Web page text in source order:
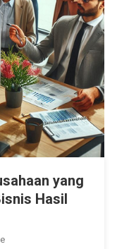
yang
Hasil